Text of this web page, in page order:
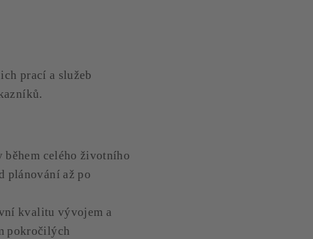
prací a služeb
celého životního
plánování až po
kvalitu vývojem a
pokročilých